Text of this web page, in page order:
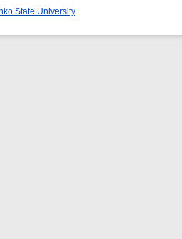
State University